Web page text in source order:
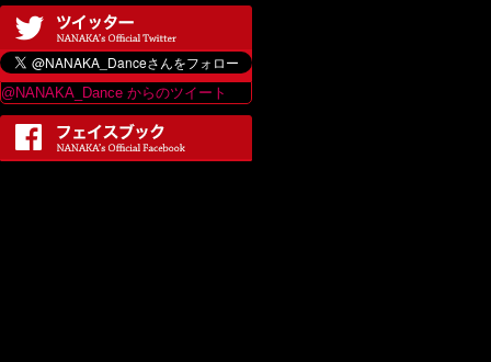
@NANAKA_Dance からのツイート